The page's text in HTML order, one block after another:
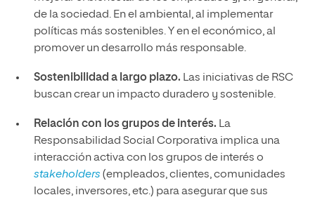
de la sociedad. En el ambiental, al implementar
políticas más sostenibles. Y en el económico, al
promover un desarrollo más responsable.
Sostenibilidad a largo plazo. Las iniciativas de RSC
buscan crear un impacto duradero y sostenible.
Relación con los grupos de interés. La
Responsabilidad Social Corporativa implica una
interacción activa con los grupos de interés o
stakeholders (empleados, clientes, comunidades
locales, inversores, etc.) para asegurar que sus